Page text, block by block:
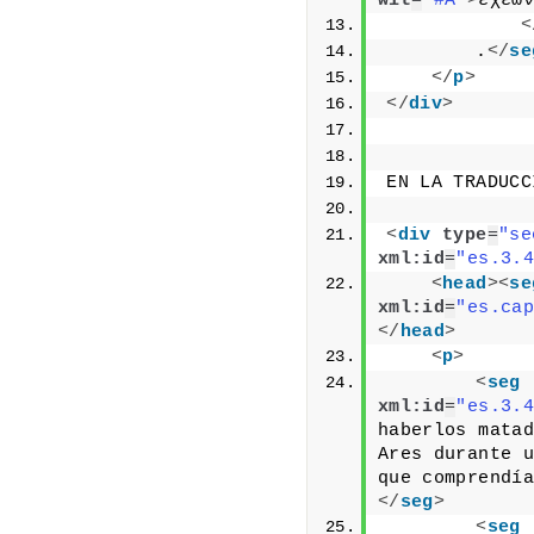
        .
</
</p>
</div>
EN LA
<div type=
xml:id=
<head><
xml:id=
</head>
<p>
<seg
xml:id=
haberlos
Ares durante
que
</seg>
<seg